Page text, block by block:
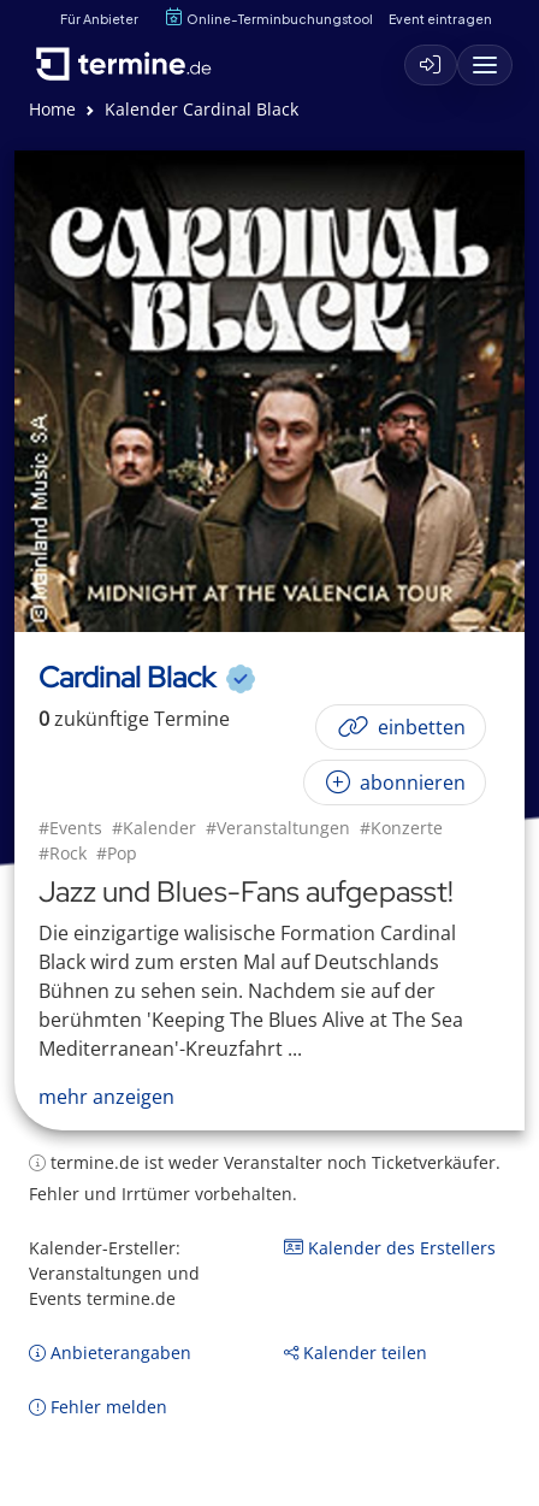
Für Anbieter Online-Terminbuchungstool Event eintragen
Home Kalender Cardinal Black
Cardinal Black
0zukünftigeTermine einbetten
abonnieren
#Events #Kalender #Veranstaltungen #Konzerte
#Rock #Pop
Jazz und Blues-Fans aufgepasst!
Die einzigartige walisische Formation Cardinal
Black wird zum ersten Mal auf Deutschlands
Bühnen zu sehen sein. Nachdem sie auf der
berühmten 'Keeping The Blues Alive at The Sea
Mediterranean'-Kreuzfahrt ...
mehr anzeigen
termine.de ist weder Veranstalter noch Ticketverkäufer.
Fehler und Irrtümer vorbehalten.
Kalender-Ersteller:
Veranstaltungen und
Events termine.de
Kalender des Erstellers
Anbieterangaben Kalender teilen
Fehler melden